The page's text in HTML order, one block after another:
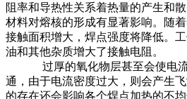
阻率和导热性关系着热量的产生和
材料对熔核的形成有显著影响。随
接触面积增大，焊点强度将降低。
油和其他杂质增大了接触电阻。
过厚的氧化物层甚至会使电
通，由于电流密度过大，则会产生
的存在还会影响各个焊点加热的不